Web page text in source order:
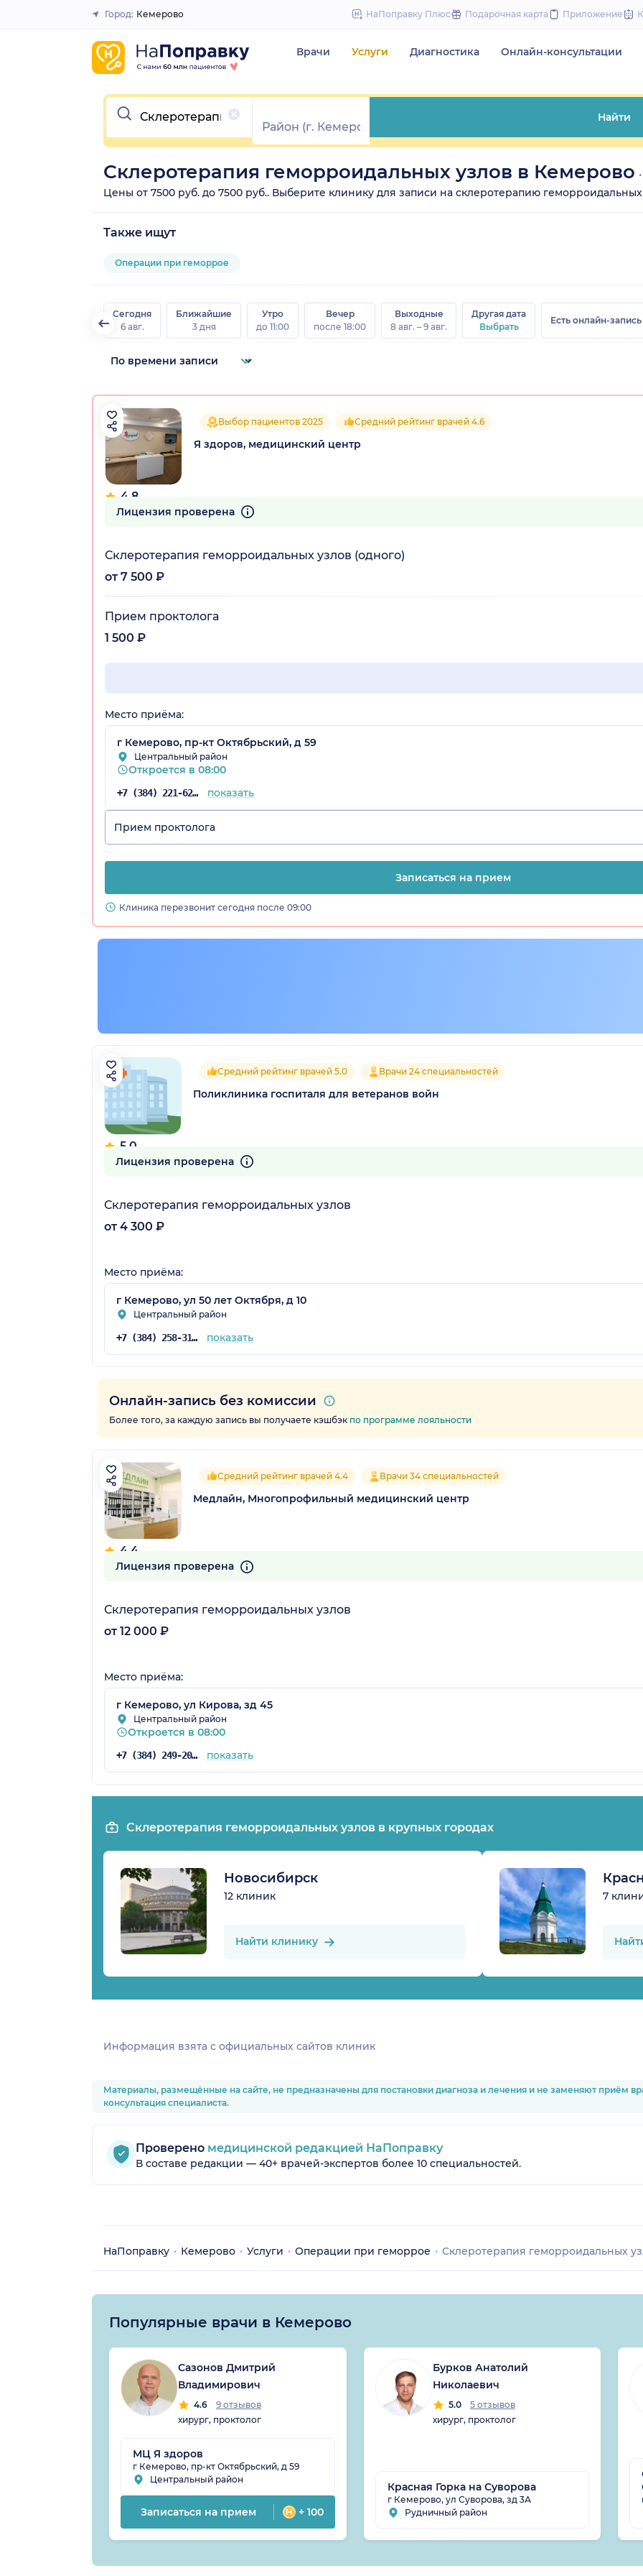
to
Закрыть
Город: Кемерово НаПоправку Плюс Подарочная карта Приложение
Врачи Услуги Диагностика Онлайн-консультации
Очистить
Найти
Склеротерапия геморроидальных узлов в Кемерово
Цены от 7500 руб. до 7500 руб.. Выберите клинику для записи на склеротерапию геморроидальных
Также ищут
Операции при геморрое
Сегодня
6 авг.
Ближайшие
3 дня
Утро
до 11:00
Вечер
после 18:00
Выходные
8 авг. – 9 авг.
Другая дата
Выбрать
Есть онлайн-запись
4.8
130 отзывов
Выбор пациентов 2025 Средний рейтинг врачей 4.6
Я здоров, медицинский центр
Лицензия проверена
Склеротерапия геморроидальных узлов (одного)
от 7 500 ₽
Прием проктолога
1 500 ₽
Место приёма:
г Кемерово, пр-кт Октябрьский, д 59
Центральный район
Откроется в 08:00
+7 (384) 221-62-95 показать
Прием проктолога
Записаться на прием
Клиника перезвонит сегодня после 09:00
5.0
13 отзывов
Средний рейтинг врачей 5.0 Врачи 24 специальностей
Поликлиника госпиталя для ветеранов войн
Лицензия проверена
Склеротерапия геморроидальных узлов
от 4 300 ₽
Место приёма:
г Кемерово, ул 50 лет Октября, д 10
Центральный район
+7 (384) 258-31-51 показать
Онлайн-запись без комиссии
Более того, за каждую запись вы получаете кэшбэк по программе лояльности
4.4
9 отзывов
Средний рейтинг врачей 4.4 Врачи 34 специальностей
Медлайн, Многопрофильный медицинский центр
Лицензия проверена
Склеротерапия геморроидальных узлов
от 12 000 ₽
Место приёма:
г Кемерово, ул Кирова, зд 45
Центральный район
Откроется в 08:00
+7 (384) 249-20-70 показать
Склеротерапия геморроидальных узлов в крупных городах
Новосибирск
12 клиник
Найти клинику
7
Информация взята c официальных сайтов клиник
Материалы, размещённые на сайте, не предназначены для постановки диагноза и лечения и не заменяют приём
консультация специалиста.
Проверено медицинской редакцией НаПоправку
В составе редакции — 40+ врачей-экспертов более 10 специальностей.
НаПоправку Кемерово Услуги Операции при геморрое Склеротерапия геморроидальных
Популярные врачи в Кемерово
Сазонов Дмитрий
Владимирович
4.6
9 отзывов
хирург, проктолог
МЦ Я здоров
г Кемерово, пр-кт Октябрьский, д 59
Центральный район
Записаться на прием + 100
Бурков Анатолий
Николаевич
5.0
5 отзывов
хирург, проктолог
Красная Горка на Суворова
г Кемерово, ул Суворова, зд 3А
Рудничный район